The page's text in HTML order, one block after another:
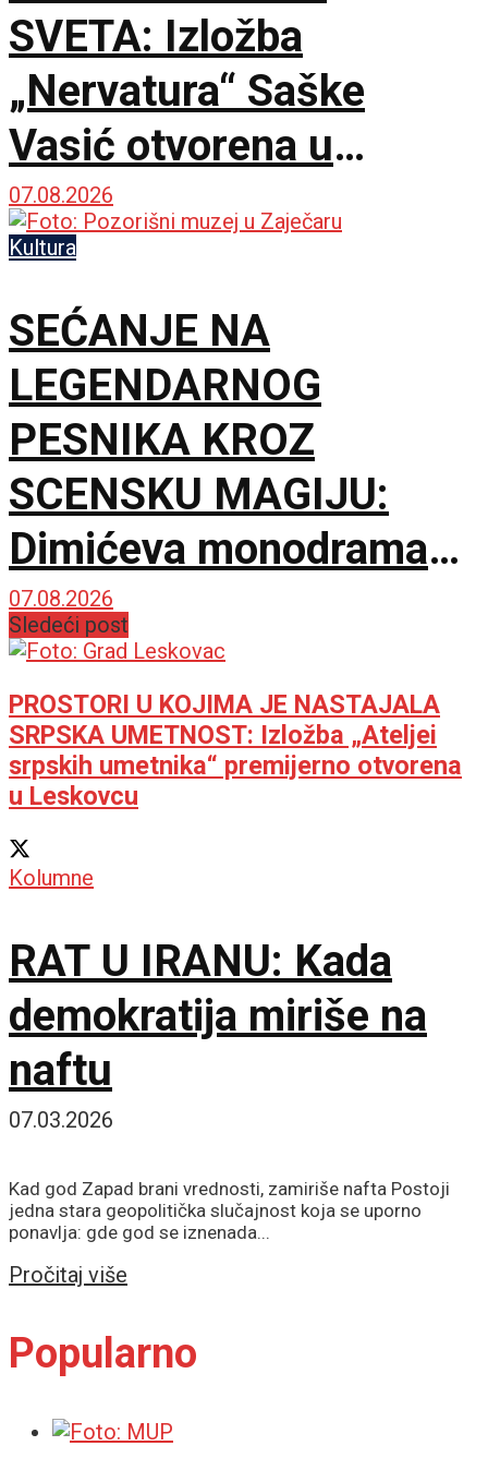
SVETA: Izložba
„Nervatura“ Saške
Vasić otvorena u
Kruševcu
07.08.2026
Kultura
SEĆANJE NA
LEGENDARNOG
PESNIKA KROZ
SCENSKU MAGIJU:
Dimićeva monodrama
dirnula zaječarsku
publiku
07.08.2026
Sledeći post
PROSTORI U KOJIMA JE NASTAJALA
SRPSKA UMETNOST: Izložba „Ateljei
srpskih umetnika“ premijerno otvorena
u Leskovcu
Kolumne
RAT U IRANU: Kada
demokratija miriše na
naftu
07.03.2026
Kad god Zapad brani vrednosti, zamiriše nafta Postoji
jedna stara geopolitička slučajnost koja se uporno
ponavlja: gde god se iznenada...
Pročitaj više
Popularno